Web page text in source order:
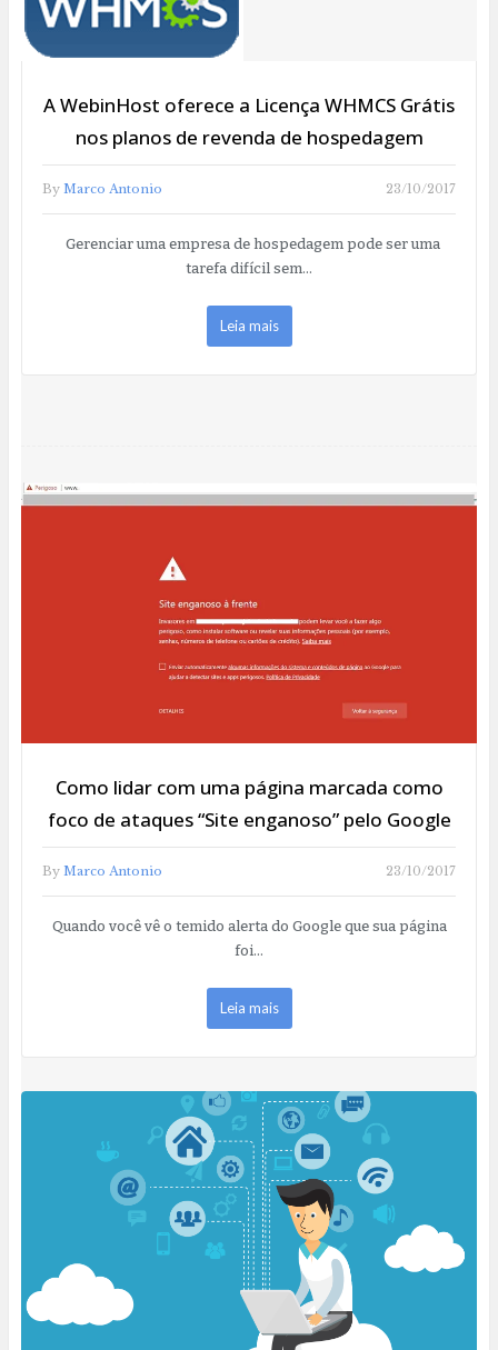
A WebinHost oferece a Licença WHMCS Grátis
nos planos de revenda de hospedagem
By Marco Antonio 23/10/2017
Gerenciar uma empresa de hospedagem pode ser uma
tarefa difícil sem…
Leia mais
Como lidar com uma página marcada como
foco de ataques “Site enganoso” pelo Google
By Marco Antonio 23/10/2017
Quando você vê o temido alerta do Google que sua página
foi…
Leia mais